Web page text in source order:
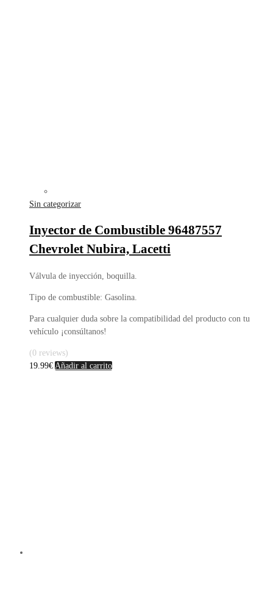
Sin categorizar
Inyector de Combustible 96487557
Chevrolet Nubira, Lacetti
Válvula de inyección, boquilla.
Tipo de combustible: Gasolina.
Para cualquier duda sobre la compatibilidad del producto con tu
vehículo ¡consúltanos!
(0 reviews)
19.99€ Añadir al carrito